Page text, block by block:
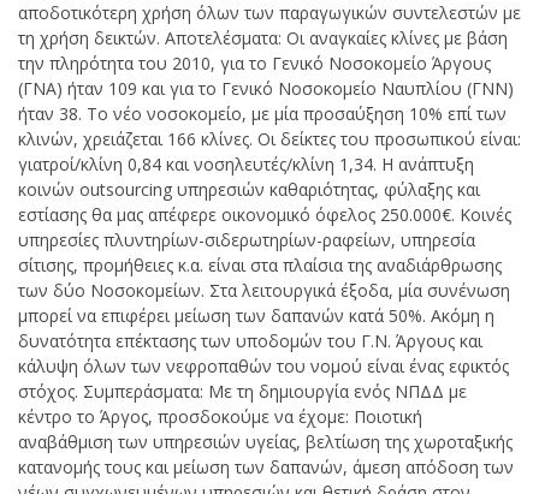
αποδοτικότερη χρήση όλων των παραγωγικών συντελεστών με
τη χρήση δεικτών. Αποτελέσματα: Οι αναγκαίες κλίνες με βάση
την πληρότητα του 2010, για το Γενικό Νοσοκομείο Άργους
(ΓΝΑ) ήταν 109 και για το Γενικό Νοσοκομείο Ναυπλίου (ΓΝΝ)
ήταν 38. Το νέο νοσοκομείο, με μία προσαύξηση 10% επί των
κλινών, χρειάζεται 166 κλίνες. Οι δείκτες του προσωπικού είναι:
γιατροί/κλίνη 0,84 και νοσηλευτές/κλίνη 1,34. Η ανάπτυξη
κοινών outsourcing υπηρεσιών καθαριότητας, φύλαξης και
εστίασης θα μας απέφερε οικονομικό όφελος 250.000€. Κοινές
υπηρεσίες πλυντηρίων-σιδερωτηρίων-ραφείων, υπηρεσία
σίτισης, προμήθειες κ.α. είναι στα πλαίσια της αναδιάρθρωσης
των δύο Νοσοκομείων. Στα λειτουργικά έξοδα, μία συνένωση
μπορεί να επιφέρει μείωση των δαπανών κατά 50%. Ακόμη η
δυνατότητα επέκτασης των υποδομών του Γ.Ν. Άργους και
κάλυψη όλων των νεφροπαθών του νομού είναι ένας εφικτός
στόχος. Συμπεράσματα: Με τη δημιουργία ενός ΝΠΔΔ με
κέντρο το Άργος, προσδοκούμε να έχομε: Ποιοτική
αναβάθμιση των υπηρεσιών υγείας, βελτίωση της χωροταξικής
κατανομής τους και μείωση των δαπανών, άμεση απόδοση των